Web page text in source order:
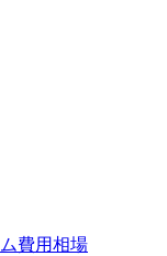
費用相場